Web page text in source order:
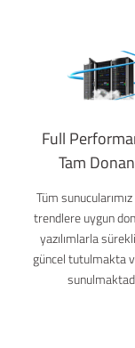
Full
Tam
Tüm
trendlere uygun
yazılımlarla
güncel tutulmakta